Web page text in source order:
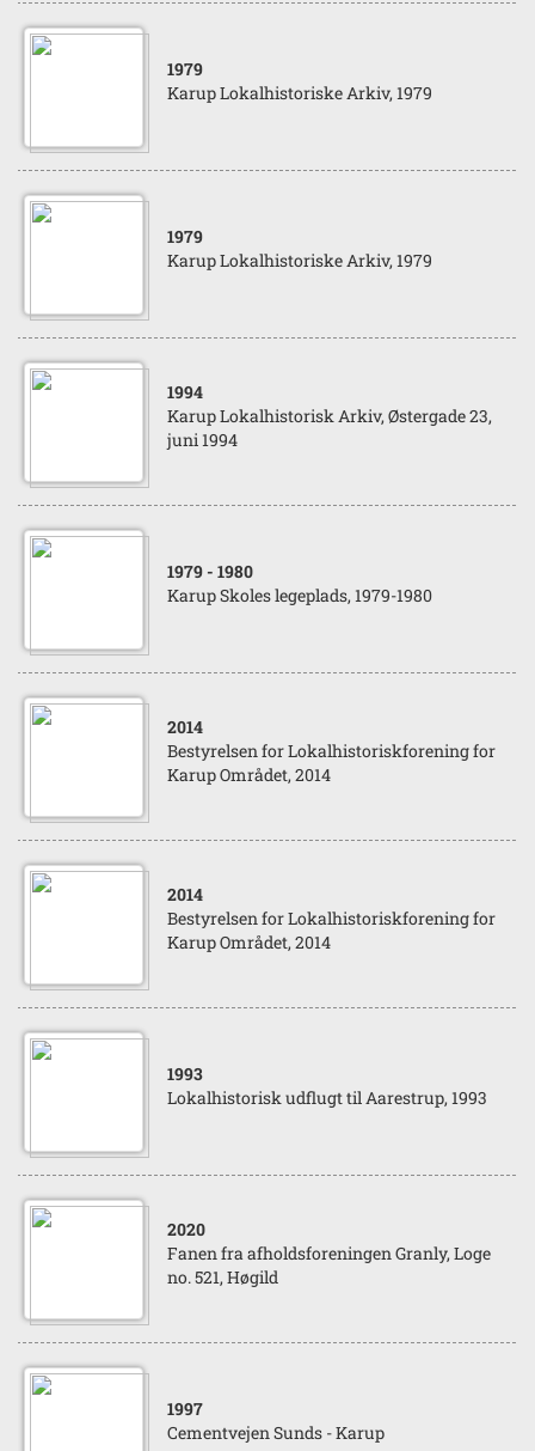
1979
Karup Lokalhistoriske Arkiv, 1979
1979
Karup Lokalhistoriske Arkiv, 1979
1994
Karup Lokalhistorisk Arkiv, Østergade 23,
juni 1994
1979 - 1980
Karup Skoles legeplads, 1979-1980
2014
Bestyrelsen for Lokalhistoriskforening for
Karup Området, 2014
2014
Bestyrelsen for Lokalhistoriskforening for
Karup Området, 2014
1993
Lokalhistorisk udflugt til Aarestrup, 1993
2020
Fanen fra afholdsforeningen Granly, Loge
no. 521, Høgild
1997
Cementvejen Sunds - Karup